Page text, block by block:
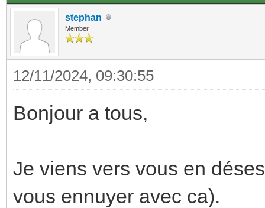
stephan
Member
12/11/2024, 09:30:55
Bonjour a tous,
Je viens vers vous en
vous ennuyer avec ca).